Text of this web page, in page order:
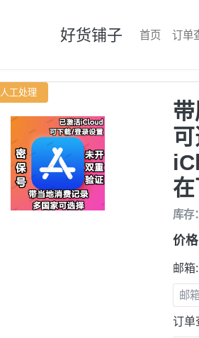
好货铺子 首页 订单
人工处理
库存
价
邮箱:
订单